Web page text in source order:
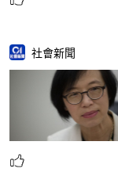
社會新聞